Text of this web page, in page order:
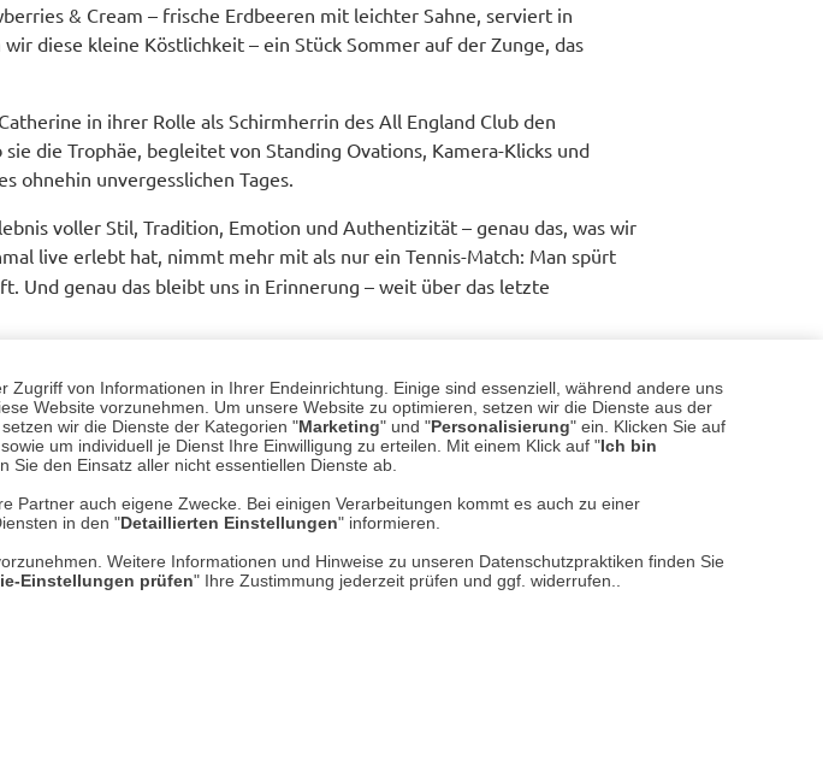
von Informationen in Ihrer Endeinrichtung. Einige sind essenziell, während andere uns
Website vorzunehmen. Um unsere Website zu optimieren, setzen wir die Dienste aus der
wir die Dienste der Kategorien "Marketing" und "Personalisierung" ein. Klicken Sie auf
um individuell je Dienst Ihre Einwilligung zu erteilen. Mit einem Klick auf "Ich bin
Sie den Einsatz aller nicht essentiellen Dienste ab.
Partner auch eigene Zwecke. Bei einigen Verarbeitungen kommt es auch zu einer
in den "Detaillierten Einstellungen" informieren.
Weitere Informationen und Hinweise zu unseren Datenschutzpraktiken finden Sie
Einstellungen prüfen" Ihre Zustimmung jederzeit prüfen und ggf. widerrufen..
& Cream – frische Erdbeeren mit leichter Sahne, serviert in
diese kleine Köstlichkeit – ein Stück Sommer auf der Zunge, das
in ihrer Rolle als Schirmherrin des All England Club den
die Trophäe, begleitet von Standing Ovations, Kamera-Klicks und
ohnehin unvergesslichen Tages.
voller Stil, Tradition, Emotion und Authentizität – genau das, was wir
live erlebt hat, nimmt mehr mit als nur ein Tennis-Match: Man spürt
Und genau das bleibt uns in Erinnerung – weit über das letzte